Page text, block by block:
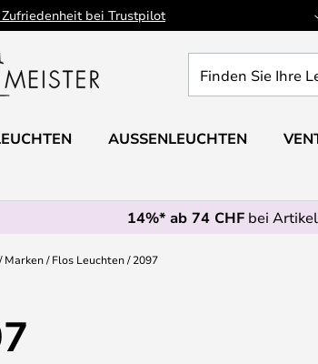
Zufriedenheit bei Trustpilot
Sie
Leuchte...
AUSSENLEUCHTEN
14%* ab 74 CHF bei
Marken Flos Leuchten 2097